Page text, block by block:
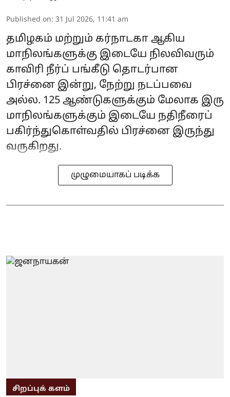
Published on: 31 Jul 2026, 11:41 am
தமிழகம் மற்றும் கர்நாடகா ஆகிய
மாநிலங்களுக்கு இடையே நிலவிவரும்
காவிரி நீர்ப் பங்கீடு தொடர்பான
பிரச்னை இன்று, நேற்று நடப்பவை
அல்ல. 125 ஆண்டுகளுக்கும் மேலாக இரு
மாநிலங்களுக்கும் இடையே நதிநீரைப்
பகிர்ந்துகொள்வதில் பிரச்னை இருந்து
வருகிறது.
முழுமையாகப் படிக்க
சிறப்புக் களம்